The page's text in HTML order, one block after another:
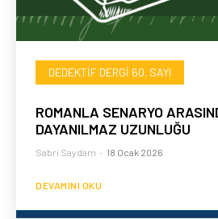
DEDEKTIF DERGI 60. SAYI
ROMANLA SENARYO
DAYANILMAZ UZUNLUĞU
Sabri Saydam - 18 Ocak 2026
DEVAMINI OKU